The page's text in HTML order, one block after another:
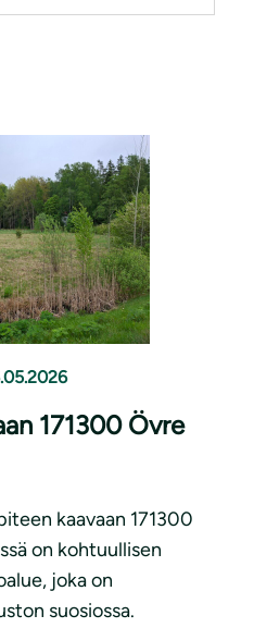
171300 Övre
kaavaan 171300
on kohtuullisen
joka on
suosiossa.